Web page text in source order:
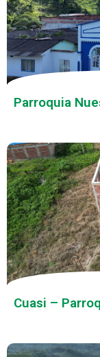
Parroquia
Cuasi –